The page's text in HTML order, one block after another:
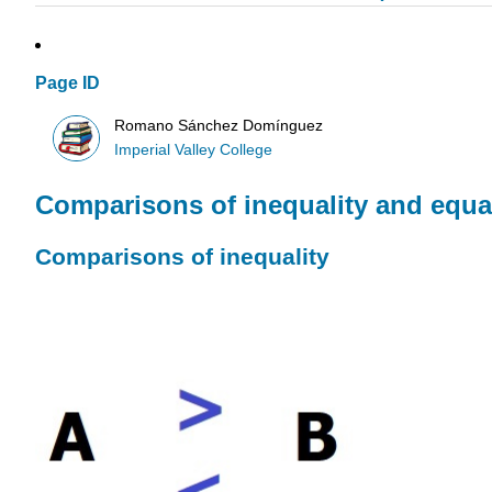
Page ID
Romano Sánchez Domínguez
Imperial Valley College
Comparisons of inequality and
Comparisons of inequality